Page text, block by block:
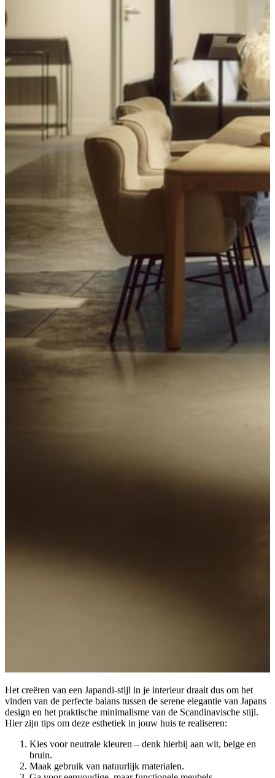
Het creëren van een Japandi-stijl in je interieur draait dus om het
vinden van de perfecte balans tussen de serene elegantie van Japans
design en het praktische minimalisme van de Scandinavische stijl.
Hier zijn tips om deze esthetiek in jouw huis te realiseren:
Kies voor neutrale kleuren – denk hierbij aan wit, beige en
bruin.
Maak gebruik van natuurlijk materialen.